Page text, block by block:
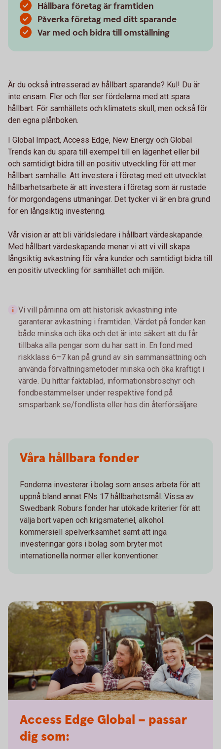
Hållbara företag är framtiden
Påverka företag med ditt sparande
Var med och bidra till omställning
Är du också intresserad av hållbart sparande? Kul! Du är
inte ensam. Fler och fler ser fördelarna med att spara
hållbart. För samhällets och klimatets skull, men också för
den egna plånboken.
I Global Impact, Access Edge, New Energy och Global
Trends kan du spara till exempel till en lägenhet eller bil
och samtidigt bidra till en positiv utveckling för ett mer
hållbart samhälle. Att investera i företag med ett utvecklat
hållbarhetsarbete är att investera i företag som är rustade
för morgondagens utmaningar. Det tycker vi är en bra grund
för en långsiktig investering.
Vår vision är att bli världsledare i hållbart värdeskapande.
Med hållbart värdeskapande menar vi att vi vill skapa
långsiktig avkastning för våra kunder och samtidigt bidra till
en positiv utveckling för samhället och miljön.
Vi vill påminna om att historisk avkastning inte
garanterar avkastning i framtiden. Värdet på fonder kan
både minska och öka och det är inte säkert att du får
tillbaka alla pengar som du har satt in. En fond med
riskklass 6–7 kan på grund av sin sammansättning och
använda förvaltningsmetoder minska och öka kraftigt i
värde. Du hittar faktablad, informationsbroschyr och
fondbestämmelser under respektive fond på
smsparbank.se/fondlista eller hos din återförsäljare.
Våra hållbara fonder
Fonderna investerar i bolag som anses arbeta för att
uppnå bland annat FNs 17 hållbarhetsmål. Vissa av
Swedbank Roburs fonder har utökade kriterier för att
välja bort vapen och krigsmateriel, alkohol.
kommersiell spelverksamhet samt att inga
investeringar görs i bolag som bryter mot
internationella normer eller konventioner.
Access Edge Global – passar
dig som: